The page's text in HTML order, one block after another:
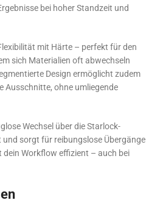
bei hoher Standzeit und
mit Härte – perfekt für den
sich Materialien oft abwechseln
Design ermöglicht zudem
Ausschnitte, ohne umliegende
Wechsel über die Starlock-
sorgt für reibungslose Übergänge
Workflow effizient – auch bei